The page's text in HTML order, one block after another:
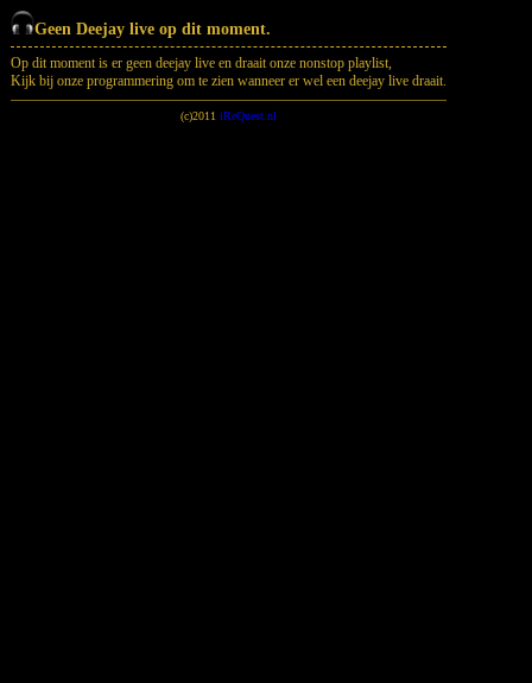
Geen Deejay live op dit moment.
Op dit moment is er geen deejay live en draait onze nonstop playlist,
Kijk bij onze programmering om te zien wanneer er wel een deejay live draait.
(c)2011 iReQuest.nl